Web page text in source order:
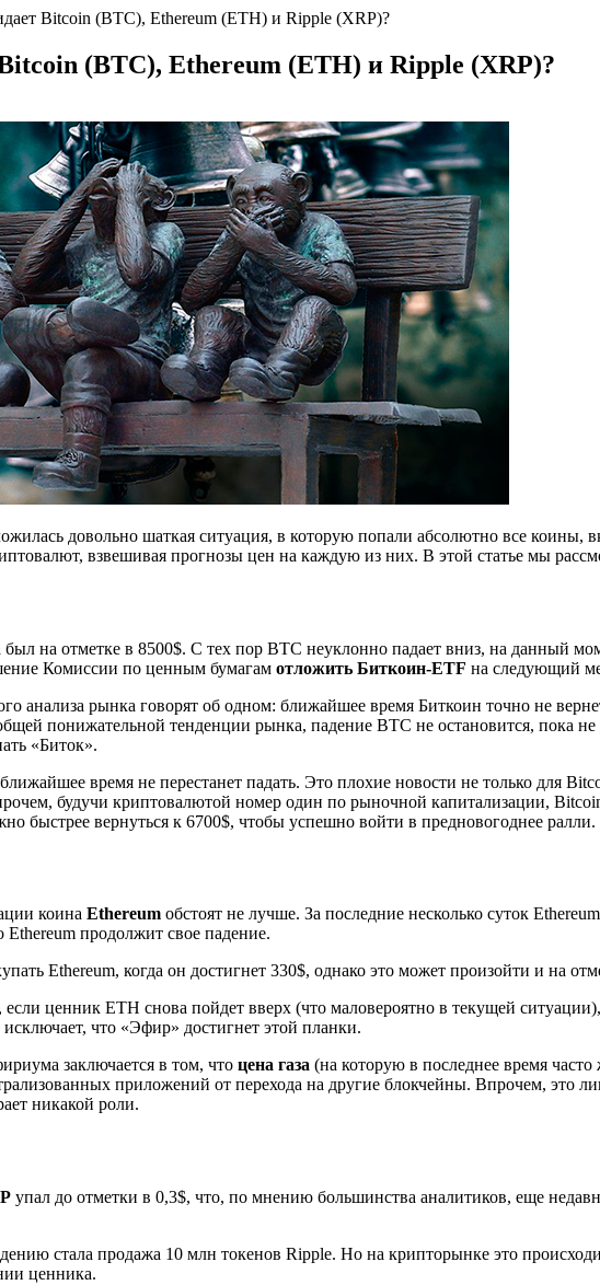
Bitcoin (BTC), Ethereum (ETH) и Ripple (XRP)?
(BTC), Ethereum (ETH) и Ripple (XRP)?
довольно шаткая ситуация, в которую попали абсолютно все
взвешивая прогнозы цен на каждую из них. В этой статье мы
был на отметке в 8500$. С тех пор BTC неуклонно падает вниз, на данный
Комиссии по ценным бумагам отложить Биткоин-ETF на следующий
анализа рынка говорят об одном: ближайшее время Биткоин точно не
понижательной тенденции рынка, падение BTC не остановится, пока не
«Биток».
время не перестанет падать. Это плохие новости не только для
будучи криптовалютой номер один по рыночной капитализации,
быстрее вернуться к 6700$, чтобы успешно войти в предновогоднее ралли.
коина Ethereum обстоят не лучше. За последние несколько суток
Ethereum продолжит свое падение.
Ethereum, когда он достигнет 330$, однако это может произойти и на
ценник ETH снова пойдет вверх (что маловероятно в текущей
что «Эфир» достигнет этой планки.
заключается в том, что цена газа (на которую в последнее время
приложений от перехода на другие блокчейны. Впрочем, это
никакой роли.
упал до отметки в 0,3$, что, по мнению большинства аналитиков, еще
стала продажа 10 млн токенов Ripple. Но на крипторынке это
ценника.